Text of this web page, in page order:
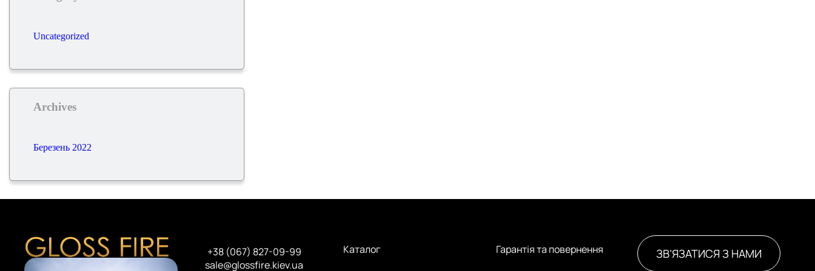
Uncategorized
Archives
Березень 2022
+38 (067) 827-09-99
sale@glossfire.kiev.ua
Каталог Гарантія та повернення ЗВ’ЯЗАТИСЯ З НАМИ